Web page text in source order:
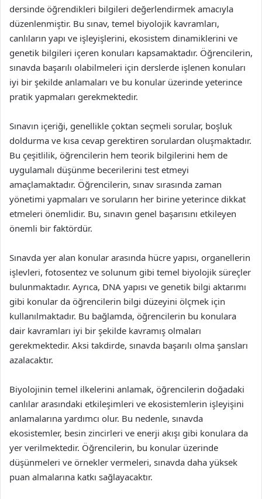
dersinde öğrendikleri bilgileri değerlendirmek amacıyla
düzenlenmiştir. Bu sınav, temel biyolojik kavramları,
canlıların yapı ve işleyişlerini, ekosistem dinamiklerini ve
genetik bilgileri içeren konuları kapsamaktadır. Öğrencilerin,
sınavda başarılı olabilmeleri için derslerde işlenen konuları
iyi bir şekilde anlamaları ve bu konular üzerinde yeterince
pratik yapmaları gerekmektedir.
Sınavın içeriği, genellikle çoktan seçmeli sorular, boşluk
doldurma ve kısa cevap gerektiren sorulardan oluşmaktadır.
Bu çeşitlilik, öğrencilerin hem teorik bilgilerini hem de
uygulamalı düşünme becerilerini test etmeyi
amaçlamaktadır. Öğrencilerin, sınav sırasında zaman
yönetimi yapmaları ve soruların her birine yeterince dikkat
etmeleri önemlidir. Bu, sınavın genel başarısını etkileyen
önemli bir faktördür.
Sınavda yer alan konular arasında hücre yapısı, organellerin
işlevleri, fotosentez ve solunum gibi temel biyolojik süreçler
bulunmaktadır. Ayrıca, DNA yapısı ve genetik bilgi aktarımı
gibi konular da öğrencilerin bilgi düzeyini ölçmek için
kullanılmaktadır. Bu bağlamda, öğrencilerin bu konulara
dair kavramları iyi bir şekilde kavramış olmaları
gerekmektedir. Aksi takdirde, sınavda başarılı olma şansları
azalacaktır.
Biyolojinin temel ilkelerini anlamak, öğrencilerin doğadaki
canlılar arasındaki etkileşimleri ve ekosistemlerin işleyişini
anlamalarına yardımcı olur. Bu nedenle, sınavda
ekosistemler, besin zincirleri ve enerji akışı gibi konulara da
yer verilmektedir. Öğrencilerin, bu konular üzerinde
düşünmeleri ve örnekler vermeleri, sınavda daha yüksek
puan almalarına katkı sağlayacaktır.